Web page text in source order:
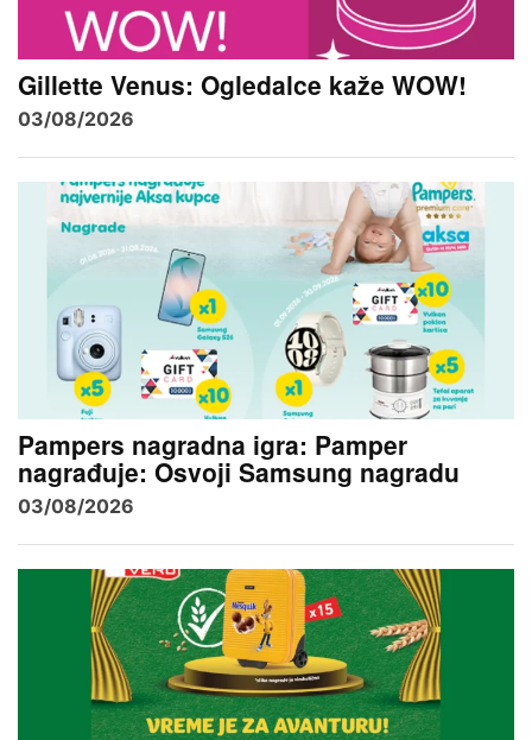
Gillette Venus: Ogledalce kaže WOW!
03/08/2026
Pampers nagradna igra: Pamper
nagrađuje: Osvoji Samsung nagradu
03/08/2026